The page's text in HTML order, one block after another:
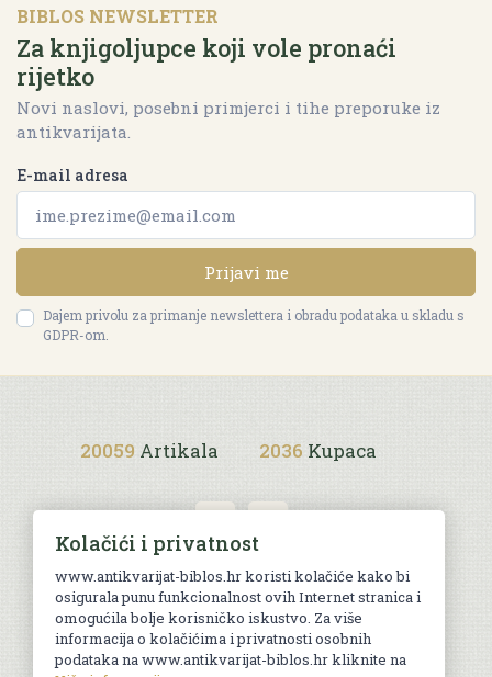
BIBLOS NEWSLETTER
Za knjigoljupce koji vole pronaći
rijetko
Novi naslovi, posebni primjerci i tihe preporuke iz
antikvarijata.
E-mail adresa
Prijavi me
Dajem privolu za primanje newslettera i obradu podataka u skladu s
GDPR-om.
20059 Artikala 2036 Kupaca
Uvjeti kupnje
Kolačići i privatnost
www.antikvarijat-biblos.hr koristi kolačiće kako bi
osigurala punu funkcionalnost ovih Internet stranica i
omogućila bolje korisničko iskustvo. Za više
informacija o kolačićima i privatnosti osobnih
podataka na www.antikvarijat-biblos.hr kliknite na